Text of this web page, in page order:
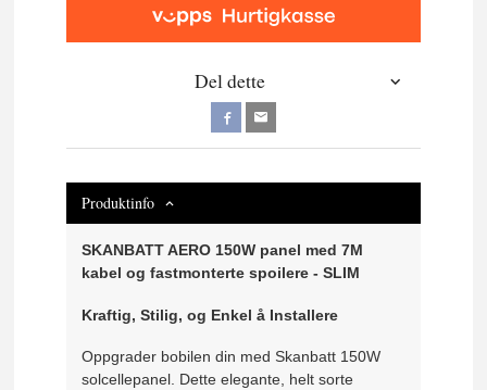
Del dette
Produktinfo
SKANBATT AERO 150W panel med 7M
kabel og fastmonterte spoilere - SLIM
Kraftig, Stilig, og Enkel å Installere
Oppgrader bobilen din med Skanbatt 150W
solcellepanel. Dette elegante, helt sorte